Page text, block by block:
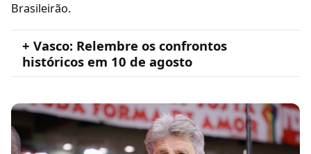
Brasileirão.
+ Vasco: Relembre os confrontos
históricos em 10 de agosto